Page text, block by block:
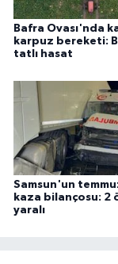
Bafra Ovası'nda
karpuz bereketi:
tatlı hasat
Samsun'un
kaza bilançosu: 2
yaralı